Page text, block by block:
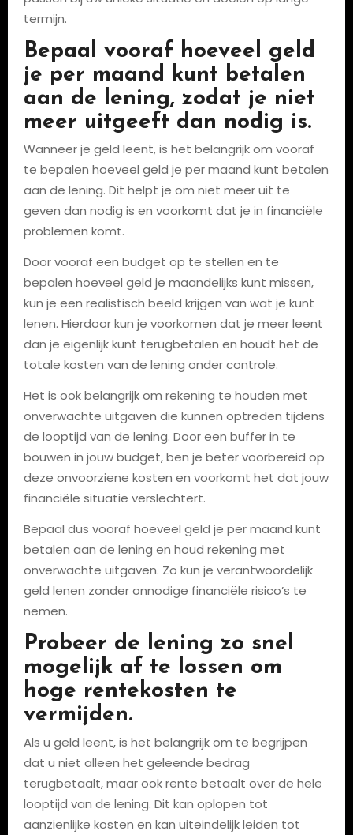
termijn.
Bepaal vooraf hoeveel geld
je per maand kunt betalen
aan de lening, zodat je niet
meer uitgeeft dan nodig is.
Wanneer je geld leent, is het belangrijk om vooraf
te bepalen hoeveel geld je per maand kunt betalen
aan de lening. Dit helpt je om niet meer uit te
geven dan nodig is en voorkomt dat je in financiële
problemen komt.
Door vooraf een budget op te stellen en te
bepalen hoeveel geld je maandelijks kunt missen,
kun je een realistisch beeld krijgen van wat je kunt
lenen. Hierdoor kun je voorkomen dat je meer leent
dan je eigenlijk kunt terugbetalen en houdt het de
totale kosten van de lening onder controle.
Het is ook belangrijk om rekening te houden met
onverwachte uitgaven die kunnen optreden tijdens
de looptijd van de lening. Door een buffer in te
bouwen in jouw budget, ben je beter voorbereid op
deze onvoorziene kosten en voorkomt het dat jouw
financiële situatie verslechtert.
Bepaal dus vooraf hoeveel geld je per maand kunt
betalen aan de lening en houd rekening met
onverwachte uitgaven. Zo kun je verantwoordelijk
geld lenen zonder onnodige financiële risico’s te
nemen.
Probeer de lening zo snel
mogelijk af te lossen om
hoge rentekosten te
vermijden.
Als u geld leent, is het belangrijk om te begrijpen
dat u niet alleen het geleende bedrag
terugbetaalt, maar ook rente betaalt over de hele
looptijd van de lening. Dit kan oplopen tot
aanzienlijke kosten en kan uiteindelijk leiden tot